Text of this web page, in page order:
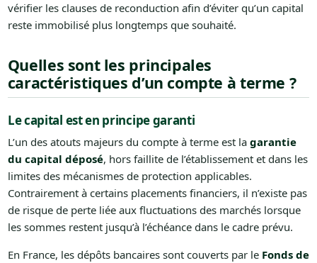
vérifier les clauses de reconduction afin d’éviter qu’un capital
reste immobilisé plus longtemps que souhaité.
Quelles sont les principales
caractéristiques d’un compte à terme ?
Le capital est en principe garanti
L’un des atouts majeurs du compte à terme est la garantie
du capital déposé, hors faillite de l’établissement et dans les
limites des mécanismes de protection applicables.
Contrairement à certains placements financiers, il n’existe pas
de risque de perte liée aux fluctuations des marchés lorsque
les sommes restent jusqu’à l’échéance dans le cadre prévu.
En France, les dépôts bancaires sont couverts par le Fonds de